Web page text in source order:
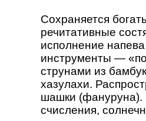
Сохраняется
речитативные
исполнение
инструменты —
струнами из
хазулахи.
шашки (фануруна).
счисления,